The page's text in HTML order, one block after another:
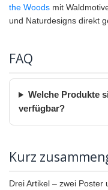
the Woods mit
und Naturdesigns direkt
FAQ
Welche Produkte
verfügbar?
Kurz
Drei Artikel – zwei Poster